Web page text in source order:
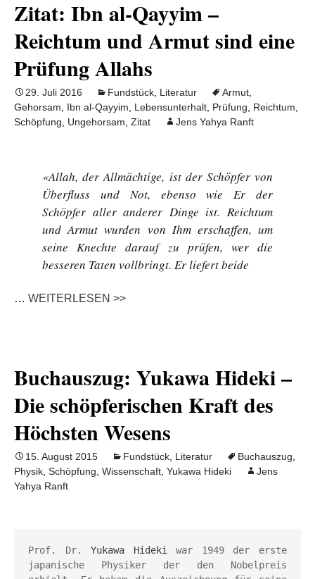
Zitat: Ibn al-Qayyim –
Reichtum und Armut sind eine
Prüfung Allahs
29. Juli 2016 Fundstück Literatur Armut
Gehorsam
Ibn al-Qayyim Lebensunterhalt Prüfung Reichtum
Schöpfung
Ungehorsam Zitat Jens Yahya Ranft
«Allah, der Allmächtige, ist der Schöpfer von
Überfluss und Not, ebenso wie Er der
Schöpfer aller anderer Dinge ist. Reichtum
und Armut wurden von Ihm erschaffen, um
seine Knechte darauf zu prüfen, wer die
besseren Taten vollbringt. Er liefert beide
… WEITERLESEN >>
Buchauszug: Yukawa Hideki –
Die schöpferischen Kraft des
Höchsten Wesens
15. August 2015 Fundstück Literatur Buchauszug
Physik Schöpfung Wissenschaft Yukawa Hideki
Jens
Yahya Ranft
Prof. Dr. Yukawa Hideki
war 1949 der erste
japanische Physiker der den Nobelpreis